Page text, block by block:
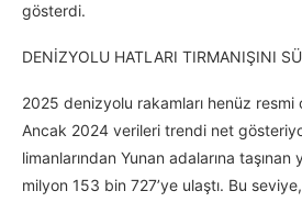
gösterdi.
DENİZYOLU HATLARI TIRMANIŞINI
2025 denizyolu rakamları henüz resmi
Ancak 2024 verileri trendi net
limanlarından Yunan adalarına taşınan
milyon 153 bin 727’ye ulaştı. Bu